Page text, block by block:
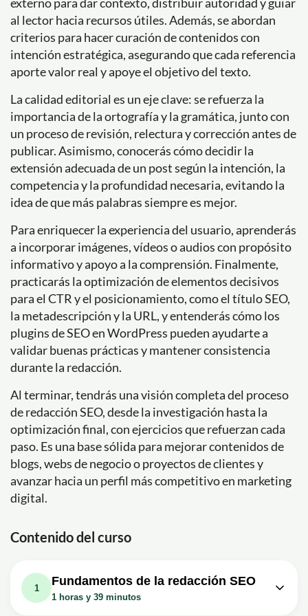
al lector hacia recursos útiles. Además, se abordan
criterios para hacer curación de contenidos con
intención estratégica, asegurando que cada referencia
aporte valor real y apoye el objetivo del texto.
La calidad editorial es un eje clave: se refuerza la
importancia de la ortografía y la gramática, junto con
un proceso de revisión, relectura y corrección antes de
publicar. Asimismo, conocerás cómo decidir la
extensión adecuada de un post según la intención, la
competencia y la profundidad necesaria, evitando la
idea de que más palabras siempre es mejor.
Para enriquecer la experiencia del usuario, aprenderás
a incorporar imágenes, vídeos o audios con propósito
informativo y apoyo a la comprensión. Finalmente,
practicarás la optimización de elementos decisivos
para el CTR y el posicionamiento, como el título SEO,
la metadescripción y la URL, y entenderás cómo los
plugins de SEO en WordPress pueden ayudarte a
validar buenas prácticas y mantener consistencia
durante la redacción.
Al terminar, tendrás una visión completa del proceso
de redacción SEO, desde la investigación hasta la
optimización final, con ejercicios que refuerzan cada
paso. Es una base sólida para mejorar contenidos de
blogs, webs de negocio o proyectos de clientes y
avanzar hacia un perfil más competitivo en marketing
digital.
Contenido del curso
1
Fundamentos de la redacción SEO
1 horas y 39 minutos